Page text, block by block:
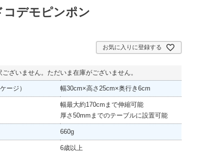
コデモピンポン
お気に入りに登録する
ございません。ただいま在庫がございません。
ージ） 幅30cm×高さ25cm×奥行き6cm
幅最大約170cmまで伸縮可能
厚さ50mmまでのテーブルに設置可能
660g
6歳以上